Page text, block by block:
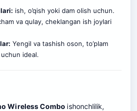
ish, o’qish yoki dam olish uchun.
va qulay, cheklangan ish joylari
Yengil va tashish oson, to’plam
ideal.
Wireless Combo ishonchlilik,